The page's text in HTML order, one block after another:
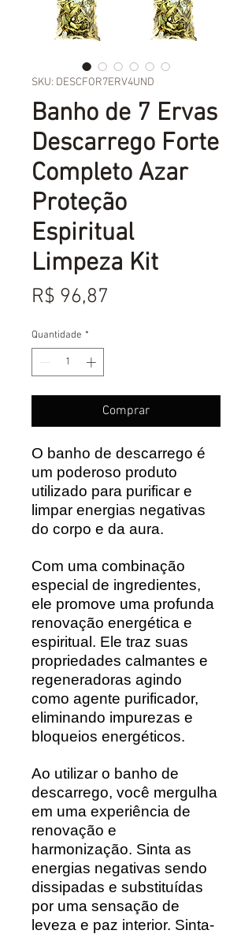
SKU: DESCFOR7ERV4UND
Banho de 7 Ervas
Descarrego Forte
Completo Azar
Proteção
Espiritual
Limpeza Kit
R$ 96,87
Quantidade *
Comprar
O banho de descarrego é
um poderoso produto
utilizado para purificar e
limpar energias negativas
do corpo e da aura.
Com uma combinação
especial de ingredientes,
ele promove uma profunda
renovação energética e
espiritual. Ele traz suas
propriedades calmantes e
regeneradoras agindo
como agente purificador,
eliminando impurezas e
bloqueios energéticos.
Ao utilizar o banho de
descarrego, você mergulha
em uma experiência de
renovação e
harmonização. Sinta as
energias negativas sendo
dissipadas e substituídas
por uma sensação de
leveza e paz interior. Sinta-